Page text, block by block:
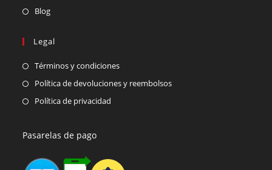
Blog
Legal
Términos y condiciones
Política de devoluciones y reembolsos
Política de privacidad
Pasarelas de pago